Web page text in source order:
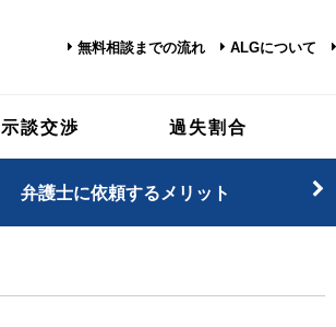
無料相談までの流れ ALGについて
示談交渉 過失割合
弁護士に依頼するメリット